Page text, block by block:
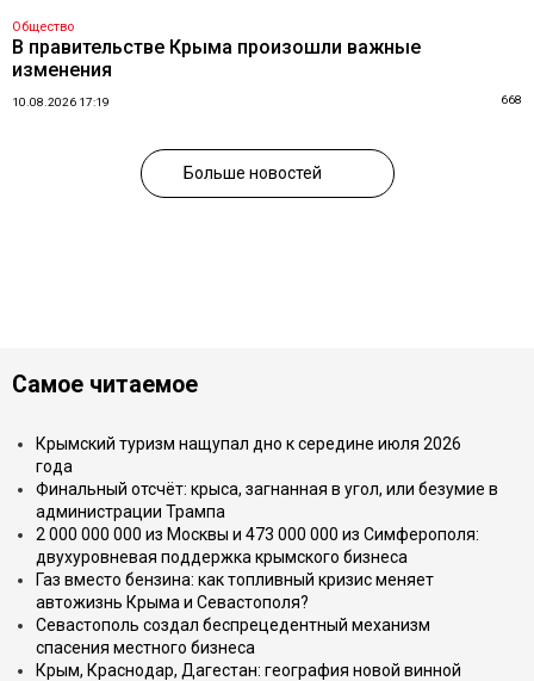
Общество
В правительстве Крыма произошли важные
изменения
10.08.2026 17:19 668
Больше новостей
Самое читаемое
Крымский туризм нащупал дно к середине июля 2026
года
Финальный отсчёт: крыса, загнанная в угол, или безумие в
администрации Трампа
2 000 000 000 из Москвы и 473 000 000 из Симферополя:
двухуровневая поддержка крымского бизнеса
Газ вместо бензина: как топливный кризис меняет
автожизнь Крыма и Севастополя?
Севастополь создал беспрецедентный механизм
спасения местного бизнеса
Крым, Краснодар, Дагестан: география новой винной